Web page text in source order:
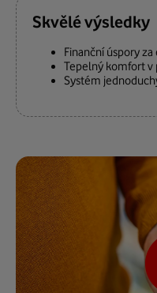
Skvělé výsledky
Finanční úspory
Tepelný komfort v
Systém